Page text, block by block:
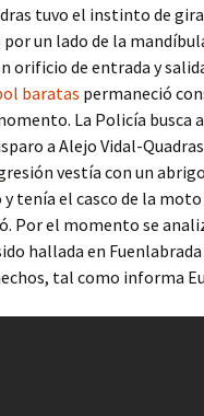
tuvo el instinto de
un lado de la
orificio de entrada y
baratas permaneció
La Policía busca
a Alejo Vidal-
vestía con un
tenía el casco de la
Por el momento se
hallada en
tal como informa